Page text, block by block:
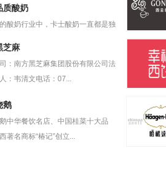
质酸奶
酸奶行业中，卡士酸奶一直都是独
奶盖贡茶
芝麻
：南方黑芝麻集团股份有限公司法
：韦清文电话：07...
鹅
中华餐饮名店、中国桂菜十大品
著名商标“椿记”创立...